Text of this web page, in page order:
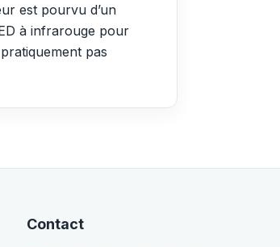
est pourvu d’un
à infrarouge pour
pas
Contact